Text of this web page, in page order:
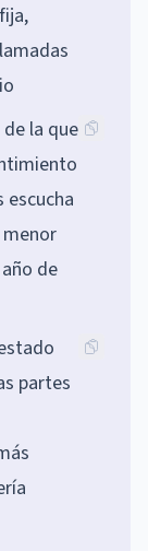
la que
escucha
de
partes